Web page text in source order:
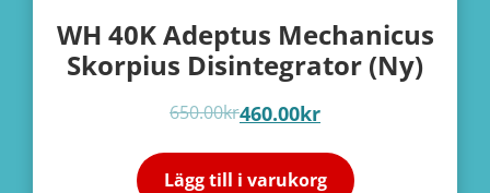
WH 40K Adeptus Mechanicus
Skorpius Disintegrator (Ny)
650.00kr460.00kr
Lägg till i varukorg